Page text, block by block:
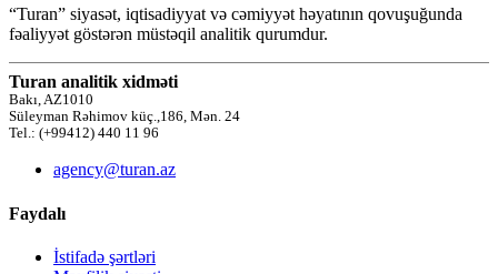
“Turan” siyasət, iqtisadiyyat və cəmiyyət həyatının qovuşuğunda
fəaliyyət göstərən müstəqil analitik qurumdur.
Turan analitik xidməti
Bakı, AZ1010
Süleyman Rəhimov küç.,186, Mən. 24
Tel.: (+99412) 440 11 96
agency@turan.az
Faydalı
İstifadə şərtləri